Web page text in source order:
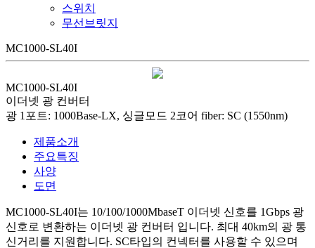
스위치
무선브릿지
MC1000-SL40I
MC1000-SL40I
이더넷 광 컨버터
광 1포트: 1000Base-LX, 싱글모드 2코어 fiber: SC (1550nm)
제품소개
주요특징
사양
도면
MC1000-SL40I는 10/100/1000MbaseT 이더넷 신호를 1Gbps 광
신호로 변환하는 이더넷 광 컨버터 입니다. 최대 40km의 광 통
신거리를 지원합니다. SC타입의 컨넥터를 사용할 수 있으며